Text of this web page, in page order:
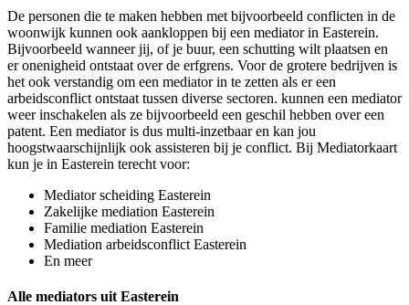
De personen die te maken hebben met bijvoorbeeld conflicten in de
woonwijk kunnen ook aankloppen bij een mediator in Easterein.
Bijvoorbeeld wanneer jij, of je buur, een schutting wilt plaatsen en
er onenigheid ontstaat over de erfgrens. Voor de grotere bedrijven is
het ook verstandig om een mediator in te zetten als er een
arbeidsconflict ontstaat tussen diverse sectoren. kunnen een mediator
weer inschakelen als ze bijvoorbeeld een geschil hebben over een
patent. Een mediator is dus multi-inzetbaar en kan jou
hoogstwaarschijnlijk ook assisteren bij je conflict. Bij Mediatorkaart
kun je in Easterein terecht voor:
Mediator scheiding Easterein
Zakelijke mediation Easterein
Familie mediation Easterein
Mediation arbeidsconflict Easterein
En meer
Alle mediators uit Easterein